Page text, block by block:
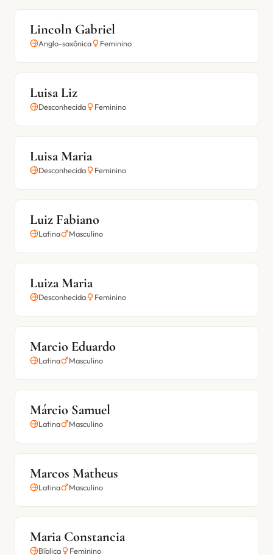
Lincoln Gabriel
Anglo-saxônica Feminino
Luisa Liz
Desconhecida Feminino
Luisa Maria
Desconhecida Feminino
Luiz Fabiano
Latina Masculino
Luiza Maria
Desconhecida Feminino
Marcio Eduardo
Latina Masculino
Márcio Samuel
Latina Masculino
Marcos Matheus
Latina Masculino
Maria Constancia
Bíblica Feminino